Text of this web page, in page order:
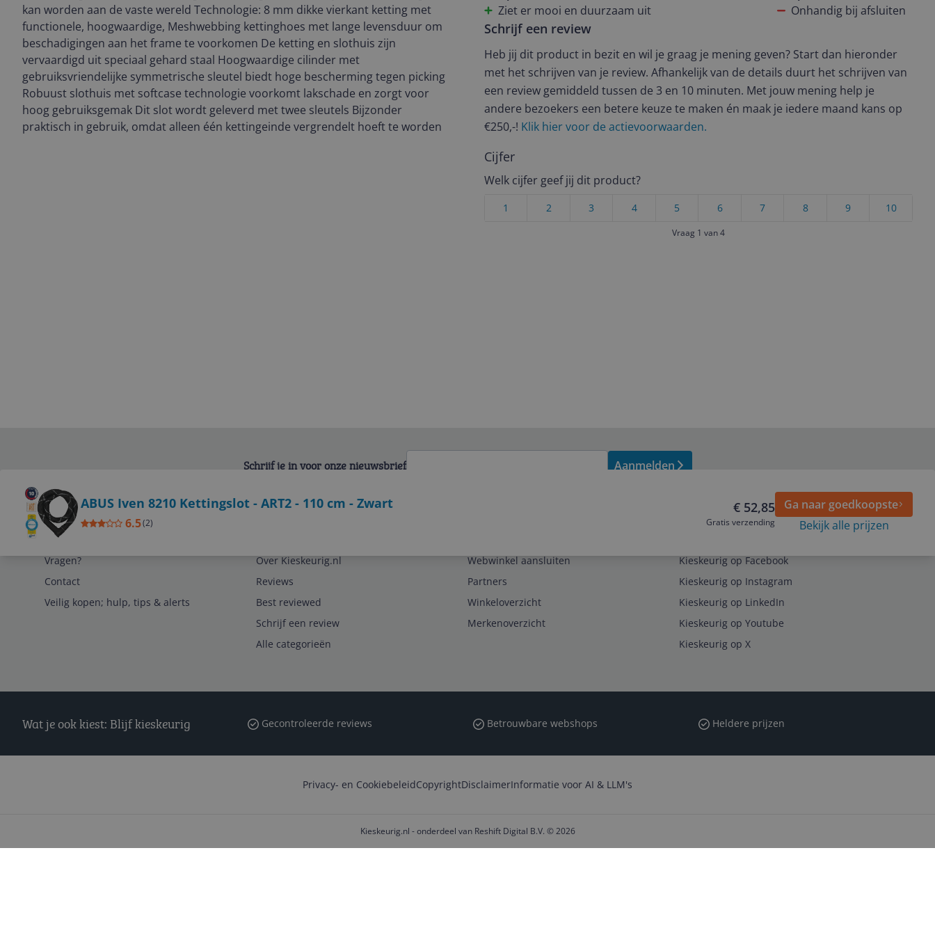
kan worden aan de vaste wereld Technologie: 8 mm dikke vierkant ketting met
functionele, hoogwaardige, Meshwebbing kettinghoes met lange levensduur om
beschadigingen aan het frame te voorkomen De ketting en slothuis zijn
vervaardigd uit speciaal gehard staal Hoogwaardige cilinder met
gebruiksvriendelijke symmetrische sleutel biedt hoge bescherming tegen picking
Robuust slothuis met softcase technologie voorkomt lakschade en zorgt voor
hoog gebruiksgemak Dit slot wordt geleverd met twee sleutels Bijzonder
praktisch in gebruik, omdat alleen één kettingeinde vergrendelt hoeft te worden
vanzelf open. Je moet een extra handeling verrichten: de sleutel (weer) in het slot
en omdraaien tot het in de stand 'dicht' zit. Bij andere sloten (van andere merken,
vast stevig, maar dit onhandige aspect valt ons tegen en daarom scoort het niet
hoger dan een voldoende en bevelen we het niet aan.
Ziet er mooi en duurzaam uit
Onhandig bij afsluiten
Schrijf een review
Heb jij dit product in bezit en wil je graag je mening geven? Start dan hieronder
met het schrijven van je review. Afhankelijk van de details duurt het schrijven van
een review gemiddeld tussen de 3 en 10 minuten. Met jouw mening help je
andere bezoekers een betere keuze te maken én maak je iedere maand kans op
€250,-! Klik hier voor de actievoorwaarden.
Cijfer
Welk cijfer geef jij dit product?
10
9
8
7
6
5
4
3
2
1
Vraag 1 van 4
ABUS Iven 8210 Kettingslot - ART2 - 110 cm - Zwart
6.5(2)
€ 52,85
Gratis verzending
Ga naar goedkoopste
Bekijk alle prijzen
Schrijf je in voor onze nieuwsbrief Aanmelden
Service
Vragen?
Contact
Veilig kopen; hulp, tips & alerts
Over Kieskeurig.nl
Reviews
Best reviewed
Schrijf een review
Alle categorieën
Webwinkel aansluiten
Partners
Winkeloverzicht
Merkenoverzicht
Kieskeurig op Facebook
Kieskeurig op Instagram
Kieskeurig op LinkedIn
Kieskeurig op Youtube
Kieskeurig op X
Wat je ook kiest: Blijf kieskeurig Gecontroleerde reviews Betrouwbare webshops Heldere prijzen
Privacy- en CookiebeleidCopyrightDisclaimerInformatie voor AI & LLM's
Kieskeurig.nl - onderdeel van Reshift Digital B.V. © 2026